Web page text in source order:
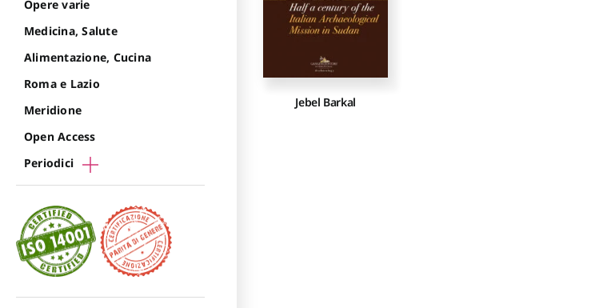
Jebel Barkal
Opere varie
Medicina, Salute
Alimentazione, Cucina
Roma e Lazio
Meridione
Open Access
Periodici